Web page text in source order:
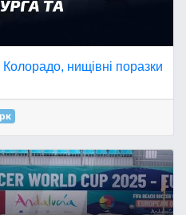
нищівні поразки